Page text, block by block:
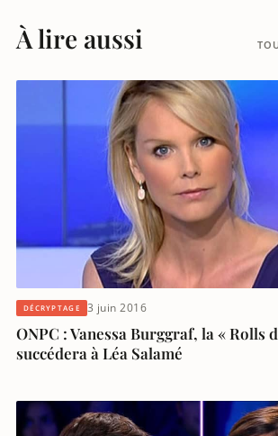
À lire aussi
DÉCRYPTAGE 3 juin 2016
ONPC : Vanessa Burggraf, la « Rolls
succédera à Léa Salamé